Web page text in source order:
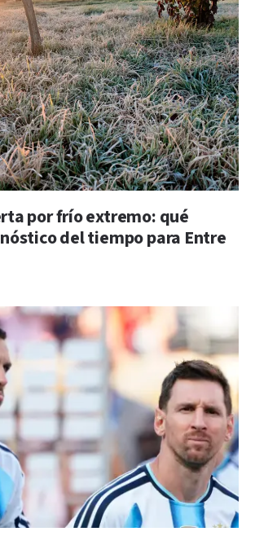
por frío extremo: qué
del tiempo para Entre